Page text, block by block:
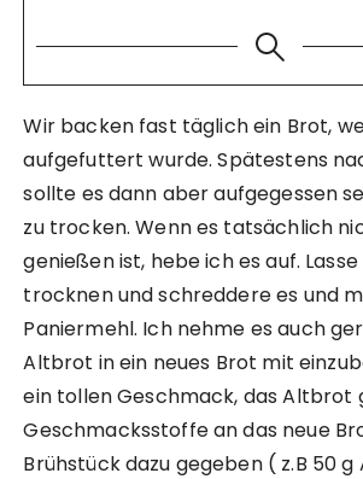
Wir backen fast täglich ein Brot,
aufgefuttert wurde. Spätestens
sollte es dann aber aufgegessen
zu trocken. Wenn es tatsächlich
genießen ist, hebe ich es auf. Lasse
trocknen und schreddere es und
Paniermehl. Ich nehme es auch
Altbrot in ein neues Brot mit
ein tollen Geschmack, das Altbrot
Geschmacksstoffe an das neue
Brühstück dazu gegeben ( z.B 50